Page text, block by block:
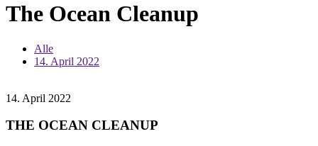
The Ocean Cleanup
Alle
14. April 2022
14. April 2022
THE OCEAN CLEANUP